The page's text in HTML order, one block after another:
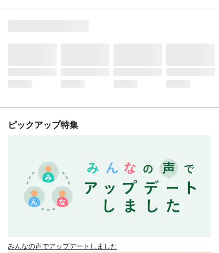
ピックアップ特集
みんなの声でアップデートしました